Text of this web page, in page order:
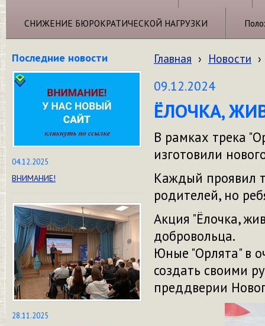
СНИЖЕНИЕ БЮРОКРАТИЧЕСКОЙ НАГРУЗКИ
Последние новости
04.12.2025
ВНИМАНИЕ!
28.11.2025
Главная › Новости ›
09.12.2024
ЁЛОЧКА,
В рамках трека
изготовили
Каждый проявил
родителей, но
Акция "Ёлочка,
добровольца.
Юные "Орлята" в
создать своими
преддверии